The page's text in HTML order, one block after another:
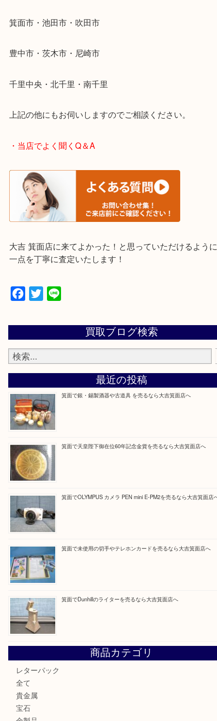
そんなときはお気軽に下記フォームより出張買取を
・エリア紹介
※下記エリアはご依頼が多いエリアです。
箕面市・池田市・吹田市
豊中市・茨木市・尼崎市
・当店でよく聞くQ＆A
大吉 箕面店に来てよかった！と思っていただける
一点を丁寧に査定いたします！
Facebook
Twitter
Line
買取ブログ検索
最近の投稿